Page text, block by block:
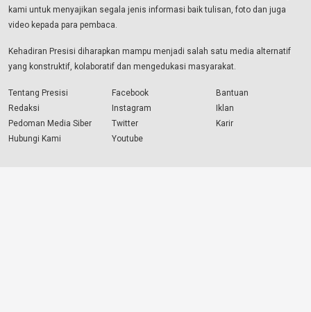
kami untuk menyajikan segala jenis informasi baik tulisan, foto dan juga
video kepada para pembaca.
Kehadiran Presisi diharapkan mampu menjadi salah satu media alternatif
yang konstruktif, kolaboratif dan mengedukasi masyarakat.
Tentang Presisi
Redaksi
Pedoman Media Siber
Hubungi Kami
Facebook
Instagram
Twitter
Youtube
Bantuan
Iklan
Karir